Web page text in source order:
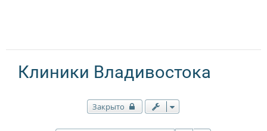
Клиники Владивостока
Закрыто